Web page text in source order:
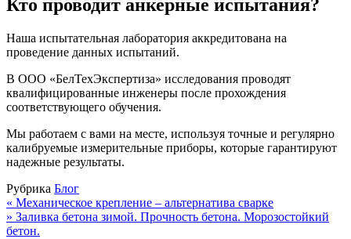
Кто проводит анкерные испытания?
Наша испытательная лаборатория аккредитована на
проведение данных испытаний.
В ООО «БелТехЭкспертиза» исследования проводят
квалифицированные инженеры после прохождения
соответствующего обучения.
Мы работаем с вами на месте, используя точные и регулярно
калибруемые измерительные приборы, которые гарантируют
надежные результаты.
Рубрика Блог
Навигация
по
« Механическое крепление – альтернатива сварке
» Заливка бетона зимой. Прочность бетона. Морозостойкий
бетон.